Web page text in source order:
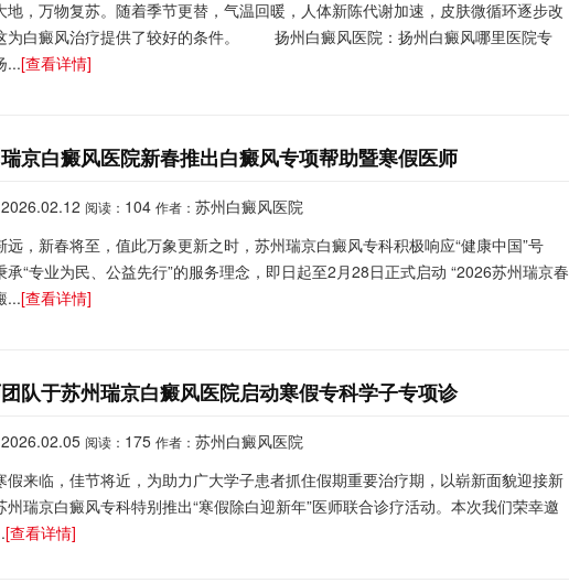
地，万物复苏。随着季节更替，气温回暖，人体新陈代谢加速，皮肤微循环逐步改
为白癜风治疗提供了较好的条件。 扬州白癜风医院：扬州白癜风哪里医院专
...[查看详情]
京白癜风医院新春推出白癜风专项帮助暨寒假医师
2026.02.12 阅读： 104作者：苏州白癜风医院
远，新春将至，值此万象更新之时，苏州瑞京白癜风专科积极响应“健康中国”号
承“专业为民、公益先行”的服务理念，即日起至2月28日正式启动 “2026苏州瑞京春
...[查看详情]
队于苏州瑞京白癜风医院启动寒假专科学子专项诊
2026.02.05 阅读： 175作者：苏州白癜风医院
假来临，佳节将近，为助力广大学子患者抓住假期重要治疗期，以崭新面貌迎接新
州瑞京白癜风专科特别推出“寒假除白迎新年”医师联合诊疗活动。本次我们荣幸邀
[查看详情]